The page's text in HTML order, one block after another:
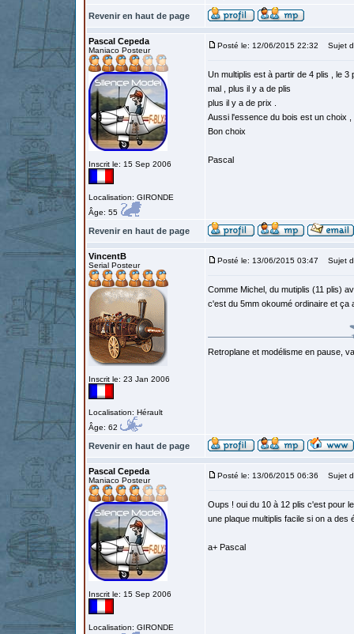
Revenir en haut de page
Pascal Cepeda
Maniaco Posteur
Inscrit le: 15 Sep 2006
Localisation: GIRONDE
Âge: 55
Posté le: 12/06/2015 22:32 Sujet
Un multiplis est à partir de 4 plis , le
mal , plus il y a de plis
plus il y a de prix .
Aussi l'essence du bois est un choix
Bon choix
Pascal
Revenir en haut de page
VincentB
Serial Posteur
Inscrit le: 23 Jan 2006
Localisation: Hérault
Âge: 62
Posté le: 13/06/2015 03:47 Sujet
Comme Michel, du mutiplis (11 plis)
c'est du 5mm okoumé ordinaire et ça
Retroplane et modélisme en pause,
Revenir en haut de page
Pascal Cepeda
Maniaco Posteur
Inscrit le: 15 Sep 2006
Localisation: GIRONDE
Posté le: 13/06/2015 06:36 Sujet
Oups ! oui du 10 à 12 plis c'est pour
une plaque multiplis facile si on a
a+ Pascal